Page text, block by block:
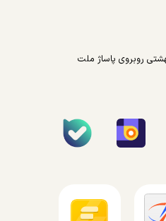
روبروی پاساژ ملت